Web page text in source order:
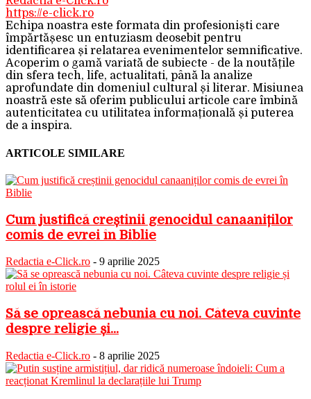
https://e-click.ro
Echipa noastra este formata din profesioniști care
împărtășesc un entuziasm deosebit pentru
identificarea și relatarea evenimentelor semnificative.
Acoperim o gamă variată de subiecte - de la noutățile
din sfera tech, life, actualitati, până la analize
aprofundate din domeniul cultural și literar. Misiunea
noastră este să oferim publicului articole care îmbină
autenticitatea cu utilitatea informațională și puterea
de a inspira.
ARTICOLE SIMILARE
Cum justifică creștinii genocidul canaaniților
comis de evrei în Biblie
Redactia e-Click.ro - 9 aprilie 2025
Să se oprească nebunia cu noi. Câteva cuvinte
despre religie și...
Redactia e-Click.ro - 8 aprilie 2025